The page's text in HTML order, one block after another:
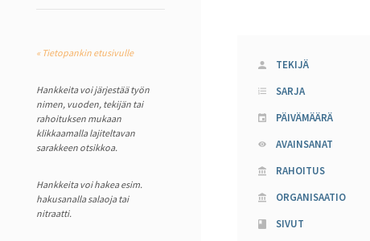
« Tietopankin etusivulle
Hankkeita voi järjestää työn
nimen, vuoden, tekijän tai
rahoituksen mukaan
klikkaamalla lajiteltavan
sarakkeen otsikkoa.
Hankkeita voi hakea esim.
hakusanalla salaoja tai
nitraatti.
TEKIJÄ
SARJA
PÄIVÄMÄÄRÄ
AVAINSANAT
RAHOITUS
ORGANISAATIO
SIVUT